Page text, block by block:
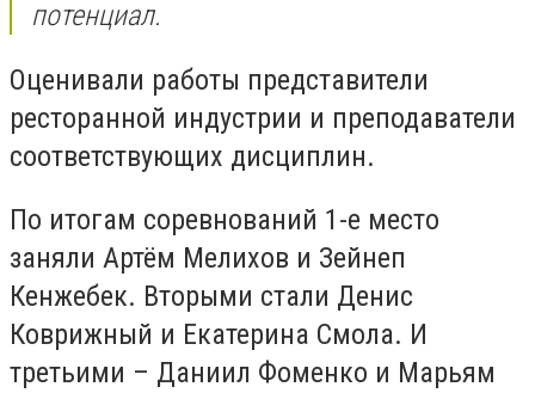
потенциал.
Оценивали работы представители
ресторанной индустрии и преподаватели
соответствующих дисциплин.
По итогам соревнований 1-е место
заняли Артём Мелихов и Зейнеп
Кенжебек. Вторыми стали Денис
Коврижный и Екатерина Смола. И
третьими – Даниил Фоменко и Марьям